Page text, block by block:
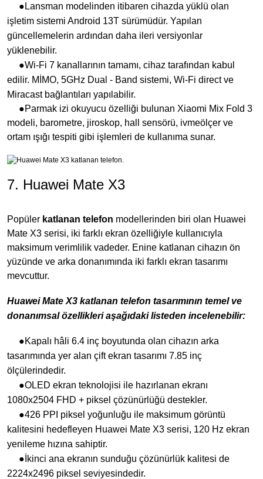
●Lansman modelinden itibaren cihazda yüklü olan
işletim sistemi Android 13T sürümüdür. Yapılan
güncellemelerin ardından daha ileri versiyonlar
yüklenebilir.
●Wi-Fi 7 kanallarının tamamı, cihaz tarafından kabul
edilir. MİMO, 5GHz Dual - Band sistemi, Wi-Fi direct ve
Miracast bağlantıları yapılabilir.
●Parmak izi okuyucu özelliği bulunan Xiaomi Mix Fold 3
modeli, barometre, jiroskop, hall sensörü, ivmeölçer ve
ortam ışığı tespiti gibi işlemleri de kullanıma sunar.
7. Huawei Mate X3
Popüler katlanan telefon modellerinden biri olan Huawei
Mate X3 serisi, iki farklı ekran özelliğiyle kullanıcıyla
maksimum verimlilik vadeder. Enine katlanan cihazın ön
yüzünde ve arka donanımında iki farklı ekran tasarımı
mevcuttur.
Huawei Mate X3 katlanan telefon tasarımının temel ve
donanımsal özellikleri aşağıdaki listeden incelenebilir:
●Kapalı hâli 6.4 inç boyutunda olan cihazın arka
tasarımında yer alan çift ekran tasarımı 7.85 inç
ölçülerindedir.
●OLED ekran teknolojisi ile hazırlanan ekranı
1080x2504 FHD + piksel çözünürlüğü destekler.
●426 PPI piksel yoğunluğu ile maksimum görüntü
kalitesini hedefleyen Huawei Mate X3 serisi, 120 Hz ekran
yenileme hızına sahiptir.
●İkinci ana ekranın sunduğu çözünürlük kalitesi de
2224x2496 piksel seviyesindedir.